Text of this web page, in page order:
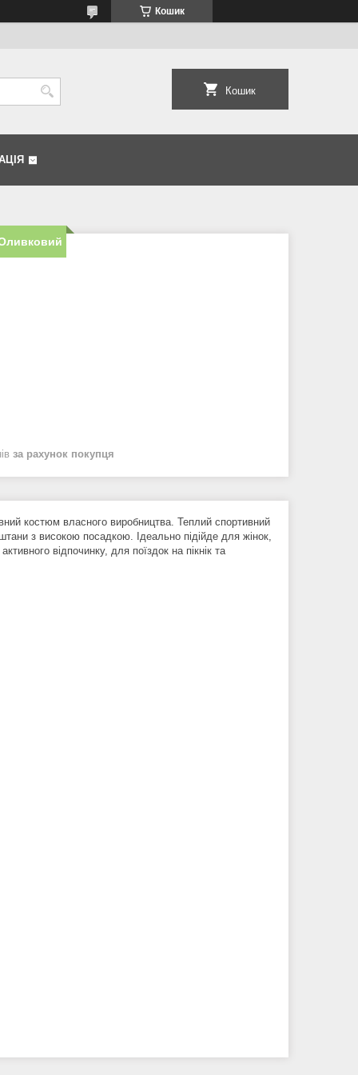
Кошик
Кошик
за рахунок покупця
костюм власного виробництва. Теплий спортивний
з високою посадкою. Ідеально підійде для жінок,
відпочинку, для поїздок на пікнік та